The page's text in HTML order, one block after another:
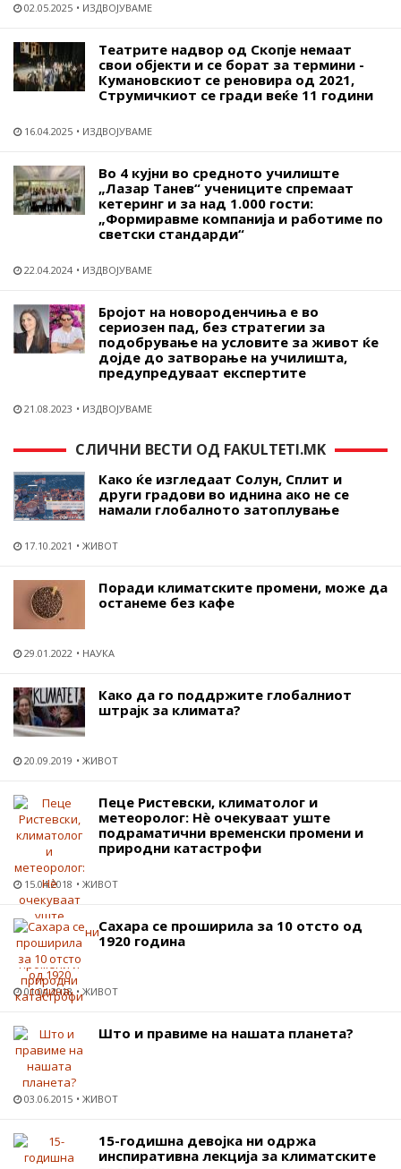
02.05.2025 ИЗДВОЈУВАМЕ
Театрите надвор од Скопје немаат
свои објекти и се борат за термини -
Кумановскиот се реновира од 2021,
Струмичкиот се гради веќе 11 години
16.04.2025 ИЗДВОЈУВАМЕ
Во 4 кујни во средното училиште
„Лазар Танев“ учениците спремаат
кетеринг и за над 1.000 гости:
„Формиравме компанија и работиме по
светски стандарди“
22.04.2024 ИЗДВОЈУВАМЕ
Бројот на новороденчиња е во
сериозен пад, без стратегии за
подобрување на условите за живот ќе
дојде до затворање на училишта,
предупредуваат експертите
21.08.2023 ИЗДВОЈУВАМЕ
СЛИЧНИ ВЕСТИ ОД FAKULTETI.MK
Како ќе изгледаат Солун, Сплит и
други градови во иднина ако не се
намали глобалното затоплување
17.10.2021 ЖИВОТ
Поради климатските промени, може да
останеме без кафе
29.01.2022 НАУКА
Како да го поддржите глобалниот
штрајк за климата?
20.09.2019 ЖИВОТ
Пеце Ристевски, климатолог и
метеоролог: Нѐ очекуваат уште
подраматични временски промени и
природни катастрофи
15.04.2018 ЖИВОТ
Сахара се проширила за 10 отсто од
1920 година
01.04.2018 ЖИВОТ
Што и правиме на нашата планета?
03.06.2015 ЖИВОТ
15-годишна девојка ни одржа
инспиративна лекција за климатските